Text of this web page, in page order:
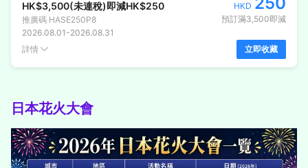
HK$3,500(未連稅)即減HK$250
推廣碼 HASE250P8
2026.08.01 -2026.08.31
HKD
預訂滿3,500即減
詳情 立即收藏
日本花火大會